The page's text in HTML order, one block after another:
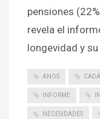
pensiones
revela el
longevidad y
ANOS CADA
INFORME
NECESIDADES